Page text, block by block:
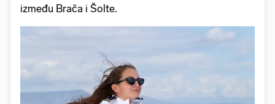
između Brača i Šolte.